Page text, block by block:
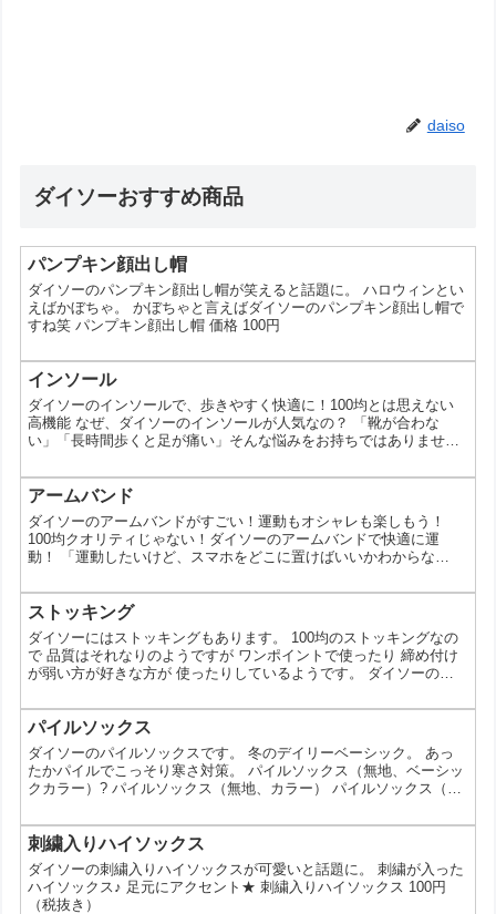
daiso
ダイソーおすすめ商品
パンプキン顔出し帽
ダイソーのパンプキン顔出し帽が笑えると話題に。 ハロウィンとい
えばかぼちゃ。 かぼちゃと言えばダイソーのパンプキン顔出し帽で
すね笑 パンプキン顔出し帽 価格 100円
インソール
ダイソーのインソールで、歩きやすく快適に！100均とは思えない
高機能 なぜ、ダイソーのインソールが人気なの？ 「靴が合わな
い」「長時間歩くと足が痛い」そんな悩みをお持ちではありません
くれる、高機能なインソールが揃っているんです。今回は、ダイソ
ーのインソールがなぜ人気なのか、その種類や選び方、そして快適
な歩行に役立つ使い方までご紹介します。 【インソールランキング
TOP10！】ダイソーで探す、お気に入りの一品 1位 ...
アームバンド
ダイソーのアームバンドがすごい！運動もオシャレも楽しもう！
100均クオリティじゃない！ダイソーのアームバンドで快適に運
動！ 「運動したいけど、スマホをどこに置けばいいかわからな
ーで、そんな悩みを解決してくれるアームバンドが手に入るんで
す。今回は、ダイソーのアームバンドの魅力や選び方、そして運動
をもっと楽しくするアイデアまでご紹介します。 なぜダイソーのア
ームバンドが人気なの？ 価格が安い: 100円という手軽な価...
ストッキング
ダイソーにはストッキングもあります。 100均のストッキングなの
で 品質はそれなりのようですが ワンポイントで使ったり 締め付け
が弱い方が好きな方が 使ったりしているようです。 ダイソーのス
ンピースを着るときに、ストッキングを履く機会が増えていません
か？でも、ストッキングは意外と高価なものですよね。そんなスト
ッキングが、なんとダイソーで100円で売ってるんだって！ えー、
100円でストッキングなんて大丈夫なの？っ...
パイルソックス
ダイソーのパイルソックスです。 冬のデイリーベーシック。 あっ
たかパイルでこっそり寒さ対策。 パイルソックス（無地、ベーシッ
クカラー）? パイルソックス（無地、カラー） パイルソックス（ド
イン） パイルソックス（星総柄） パイルソックス（ロゴ） 各種100
円(税抜)
刺繍入りハイソックス
ダイソーの刺繍入りハイソックスが可愛いと話題に。 刺繍が入った
ハイソックス♪ 足元にアクセント★ 刺繍入りハイソックス 100円
（税抜き）